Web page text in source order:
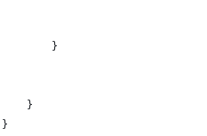
        }
    }
}